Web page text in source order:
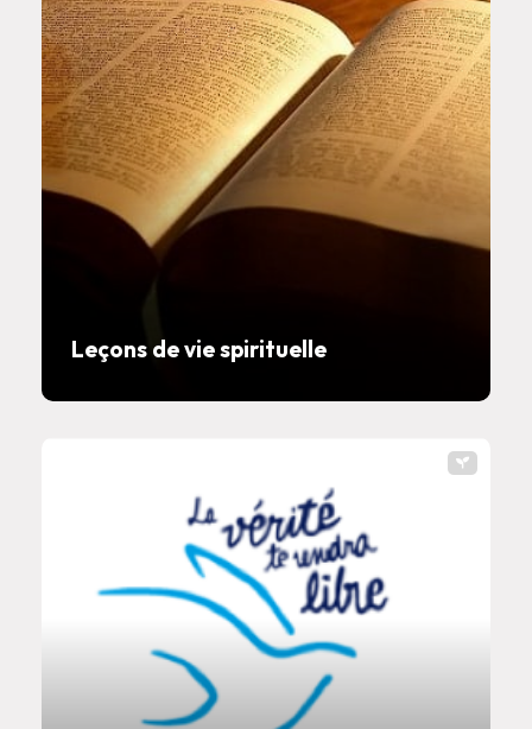
Leçons de vie spirituelle